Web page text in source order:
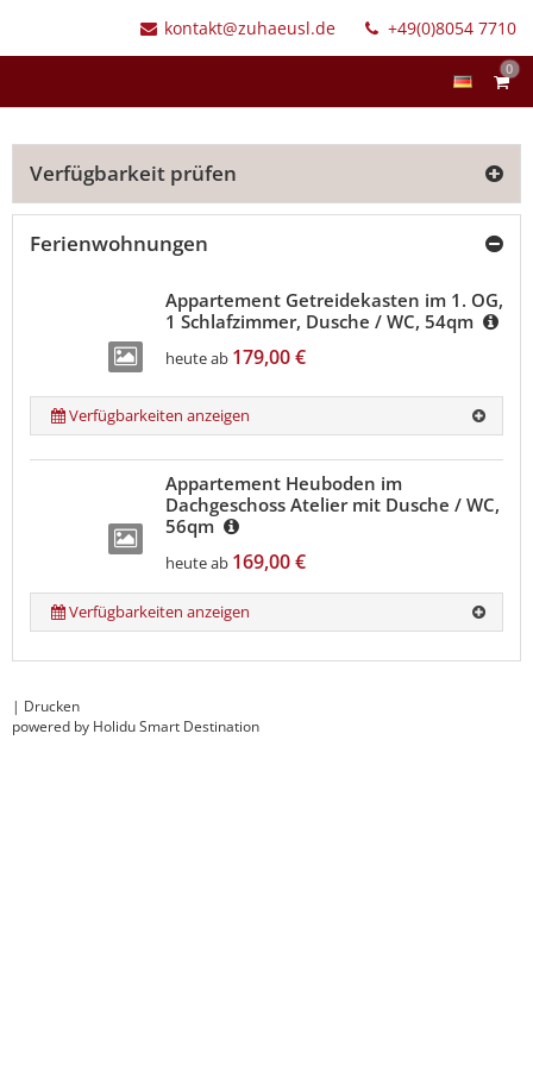
kontakt@zuhaeusl.de +49(0)8054 7710
0
Verfügbarkeit prüfen
Ferienwohnungen
Appartement Getreidekasten im 1. OG,
1 Schlafzimmer, Dusche / WC, 54qm
heute ab 179,00 €
Verfügbarkeiten anzeigen
Appartement Heuboden im
Dachgeschoss Atelier mit Dusche / WC,
56qm
heute ab 169,00 €
Verfügbarkeiten anzeigen
| Drucken
powered by Holidu Smart Destination